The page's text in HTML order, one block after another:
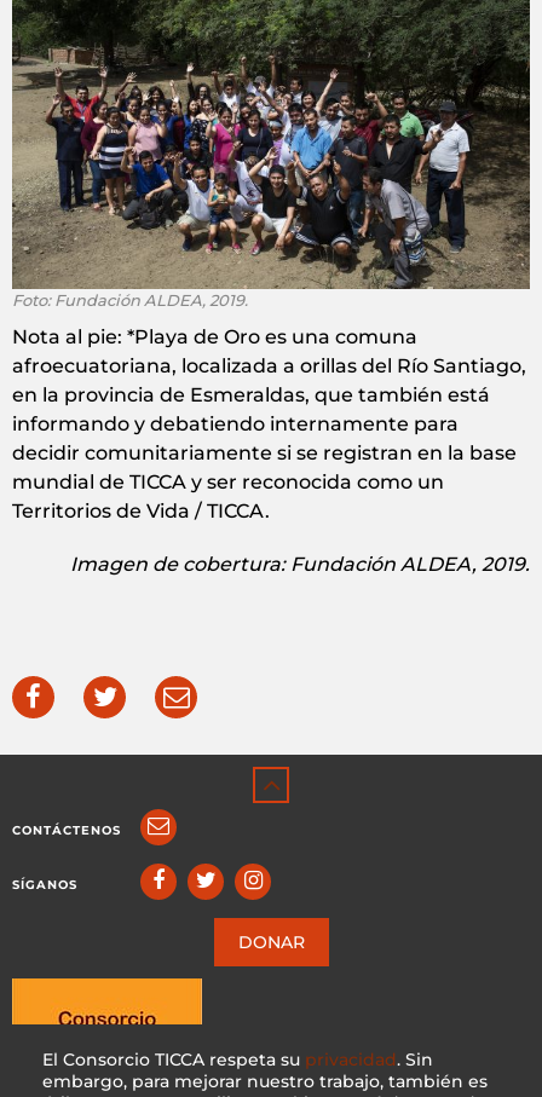
El Consorcio TICCA respeta su privacidad. Sin
embargo, para mejorar nuestro trabajo, también es
Foto: Fundación ALDEA, 2019.
Nota al pie: *Playa de Oro es una comuna
afroecuatoriana, localizada a orillas del Río Santiago,
en la provincia de Esmeraldas, que también está
informando y debatiendo internamente para
decidir comunitariamente si se registran en la base
mundial de TICCA y ser reconocida como un
Territorios de Vida / TICCA.
Imagen de cobertura: Fundación ALDEA, 2019.
CONTÁCTENOS
SÍGANOS
DONAR